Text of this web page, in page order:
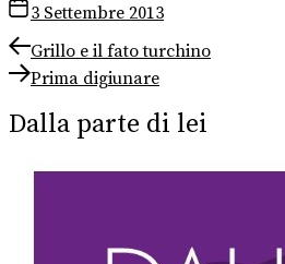
3 Settembre 2013
Navigazione
articoli
Previous
post:
Grillo e il fato turchino
Next
post:
Prima digiunare
Dalla parte di lei